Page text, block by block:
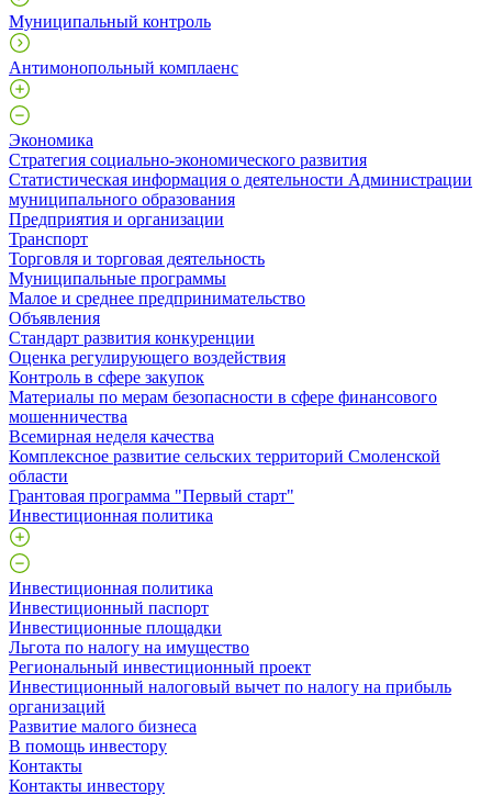
Муниципальный контроль
Антимонопольный комплаенс
Экономика
Стратегия социально-экономического развития
Статистическая информация о деятельности Администрации
муниципального образования
Предприятия и организации
Транспорт
Торговля и торговая деятельность
Муниципальные программы
Малое и среднее предпринимательство
Объявления
Стандарт развития конкуренции
Оценка регулирующего воздействия
Контроль в сфере закупок
Материалы по мерам безопасности в сфере финансового
мошенничества
Всемирная неделя качества
Комплексное развитие сельских территорий Смоленской
области
Грантовая программа "Первый старт"
Инвестиционная политика
Инвестиционная политика
Инвестиционный паспорт
Инвестиционные площадки
Льгота по налогу на имущество
Региональный инвестиционный проект
Инвестиционный налоговый вычет по налогу на прибыль
организаций
Развитие малого бизнеса
В помощь инвестору
Контакты
Контакты инвестору